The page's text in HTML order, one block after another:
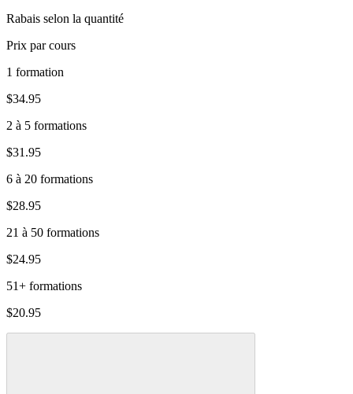
Rabais selon la quantité
Prix par cours
1 formation
$34.95
2 à 5 formations
$31.95
6 à 20 formations
$28.95
21 à 50 formations
$24.95
51+ formations
$20.95